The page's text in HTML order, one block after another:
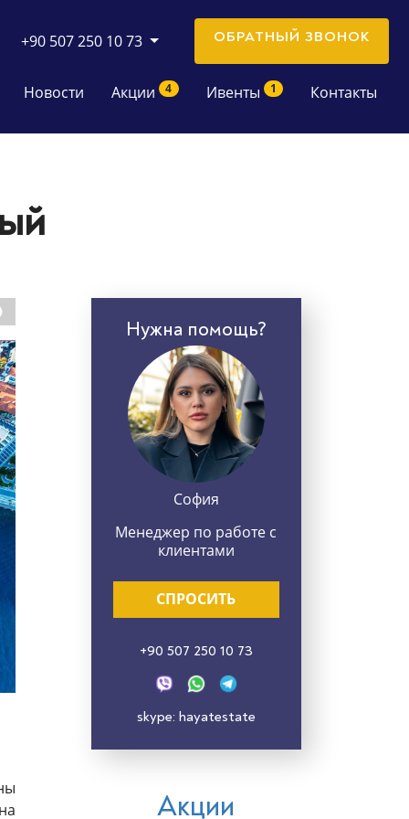
+90 507 250 10 73 ОБРАТНЫЙ ЗВОНОК
Новости Акции 4 Ивенты 1 Контакты
Нужна помощь?
София
Менеджер по работе с
клиентами
СПРОСИТЬ
+90 507 250 10 73
skype: hayatestate
Акции